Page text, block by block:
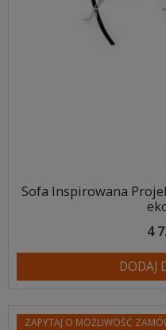
Sofa Inspirowana
4
DODAJ
ZAPYTAJ O MOŻLIWOŚĆ